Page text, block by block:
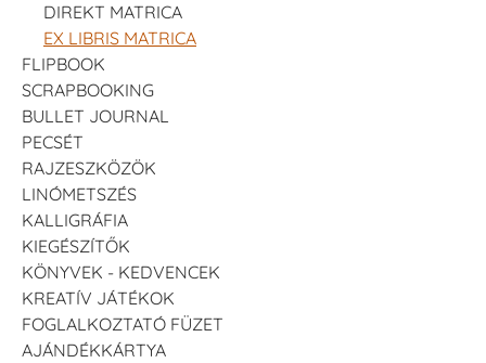
DIREKT MATRICA
EX LIBRIS MATRICA
FLIPBOOK
SCRAPBOOKING
BULLET JOURNAL
PECSÉT
RAJZESZKÖZÖK
LINÓMETSZÉS
KALLIGRÁFIA
KIEGÉSZÍTŐK
KÖNYVEK - KEDVENCEK
KREATÍV JÁTÉKOK
FOGLALKOZTATÓ FÜZET
AJÁNDÉKKÁRTYA